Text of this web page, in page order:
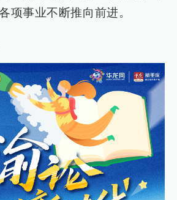
项事业不断推向前进。